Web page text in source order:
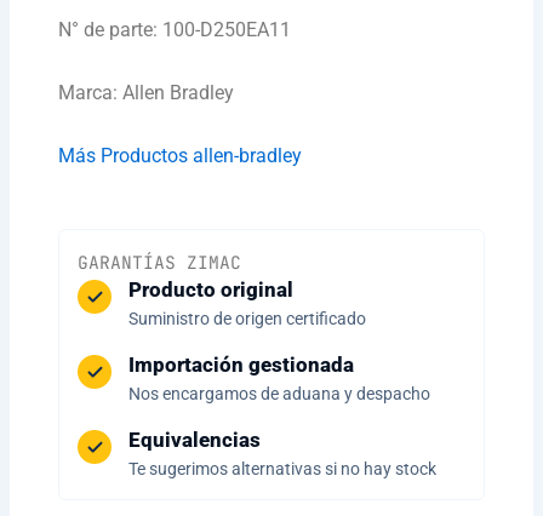
N° de parte: 100-D250EA11
Marca: Allen Bradley
Más Productos allen-bradley
GARANTÍAS ZIMAC
Producto original
Suministro de origen certificado
Importación gestionada
Nos encargamos de aduana y despacho
Equivalencias
Te sugerimos alternativas si no hay stock